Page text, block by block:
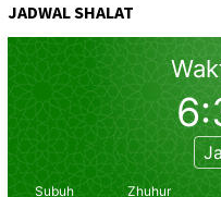
JADWAL SHALAT